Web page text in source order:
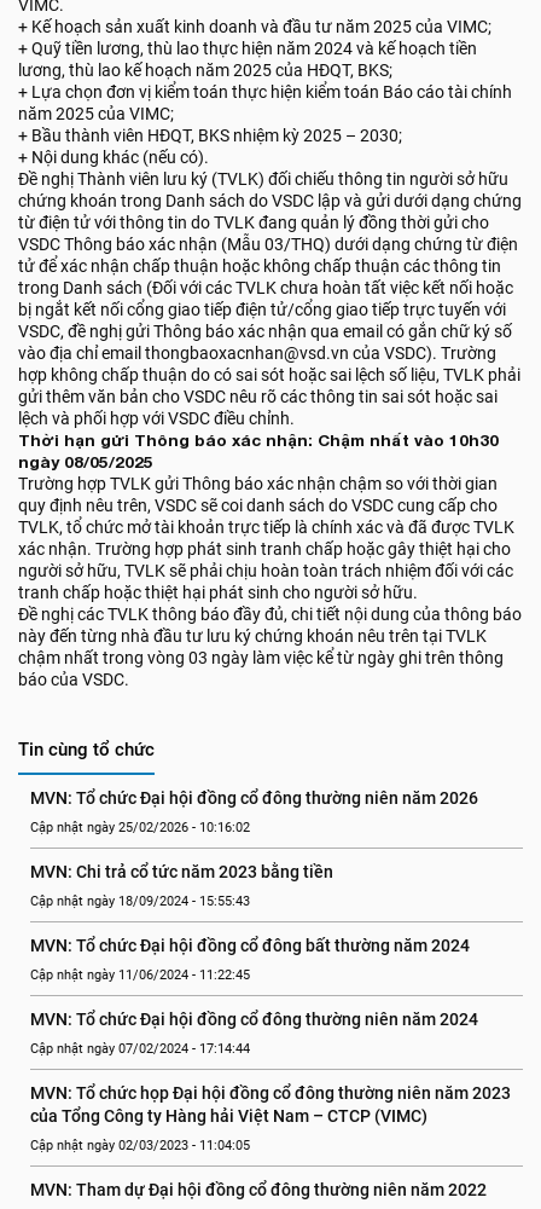
VIMC.
+ Kế hoạch sản xuất kinh doanh và đầu tư năm 2025 của VIMC;
+ Quỹ tiền lương, thù lao thực hiện năm 2024 và kế hoạch tiền
lương, thù lao kế hoạch năm 2025 của HĐQT, BKS;
+ Lựa chọn đơn vị kiểm toán thực hiện kiểm toán Báo cáo tài chính
năm 2025 của VIMC;
+ Bầu thành viên HĐQT, BKS nhiệm kỳ 2025 – 2030;
+ Nội dung khác (nếu có).
Đề nghị Thành viên lưu ký (TVLK) đối chiếu thông tin người sở hữu
chứng khoán trong Danh sách do VSDC lập và gửi dưới dạng chứng
từ điện tử với thông tin do TVLK đang quản lý đồng thời gửi cho
VSDC Thông báo xác nhận (Mẫu 03/THQ) dưới dạng chứng từ điện
tử để xác nhận chấp thuận hoặc không chấp thuận các thông tin
trong Danh sách (Đối với các TVLK chưa hoàn tất việc kết nối hoặc
bị ngắt kết nối cổng giao tiếp điện tử/cổng giao tiếp trực tuyến với
VSDC, đề nghị gửi Thông báo xác nhận qua email có gắn chữ ký số
vào địa chỉ email thongbaoxacnhan@vsd.vn của VSDC). Trường
hợp không chấp thuận do có sai sót hoặc sai lệch số liệu, TVLK phải
gửi thêm văn bản cho VSDC nêu rõ các thông tin sai sót hoặc sai
lệch và phối hợp với VSDC điều chỉnh.
Thời hạn gửi Thông báo xác nhận: Chậm nhất vào 10h30
ngày 08/05/2025
Trường hợp TVLK gửi Thông báo xác nhận chậm so với thời gian
quy định nêu trên, VSDC sẽ coi danh sách do VSDC cung cấp cho
TVLK, tổ chức mở tài khoản trực tiếp là chính xác và đã được TVLK
xác nhận. Trường hợp phát sinh tranh chấp hoặc gây thiệt hại cho
người sở hữu, TVLK sẽ phải chịu hoàn toàn trách nhiệm đối với các
tranh chấp hoặc thiệt hại phát sinh cho người sở hữu.
Đề nghị các TVLK thông báo đầy đủ, chi tiết nội dung của thông báo
này đến từng nhà đầu tư lưu ký chứng khoán nêu trên tại TVLK
chậm nhất trong vòng 03 ngày làm việc kể từ ngày ghi trên thông
báo của VSDC.
Tin cùng tổ chức
MVN: Tổ chức Đại hội đồng cổ đông thường niên năm 2026
Cập nhật ngày 25/02/2026 - 10:16:02
MVN: Chi trả cổ tức năm 2023 bằng tiền
Cập nhật ngày 18/09/2024 - 15:55:43
MVN: Tổ chức Đại hội đồng cổ đông bất thường năm 2024
Cập nhật ngày 11/06/2024 - 11:22:45
MVN: Tổ chức Đại hội đồng cổ đông thường niên năm 2024
Cập nhật ngày 07/02/2024 - 17:14:44
MVN: Tổ chức họp Đại hội đồng cổ đông thường niên năm 2023
của Tổng Công ty Hàng hải Việt Nam – CTCP (VIMC)
Cập nhật ngày 02/03/2023 - 11:04:05
MVN: Tham dự Đại hội đồng cổ đông thường niên năm 2022